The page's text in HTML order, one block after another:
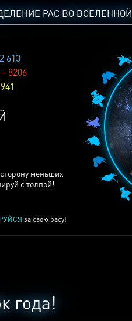
РАС ВО ВСЕЛЕННОЙ
613
8206
меньших
с толпой!
за свою расу!
года!